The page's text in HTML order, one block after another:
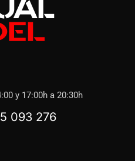
y 17:00h a 20:30h
093 276